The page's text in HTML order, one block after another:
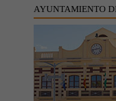
AYUNTAMIENTO